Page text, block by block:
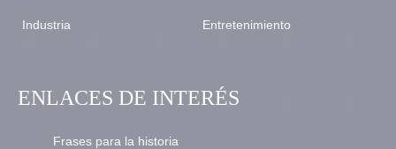
Industria Entretenimiento
ENLACES DE INTERÉS
Frases para la historia